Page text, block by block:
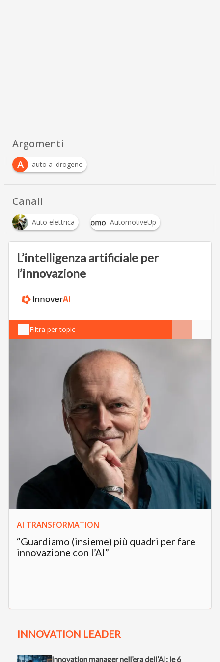
Argomenti
A
auto a idrogeno
Canali
Auto elettrica AutomotiveUp
L’intelligenza artificiale per
l’innovazione
Filtra per topic
AI TRANSFORMATION
“Guardiamo (insieme) più quadri per fare
innovazione con l’AI”
INNOVATION LEADER
Innovation manager nell’era dell’AI: le 6